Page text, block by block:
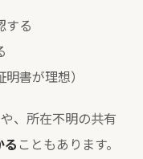
する
書が理想）
、所在不明の共有
る こともあります。